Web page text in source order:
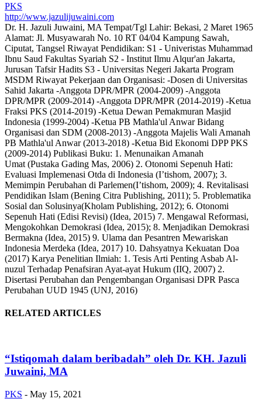
PKS
http://www.jazulijuwaini.com
Dr. H. Jazuli Juwaini, MA Tempat/Tgl Lahir: Bekasi, 2 Maret 1965
Alamat: Jl. Musyawarah No. 10 RT 04/04 Kampung Sawah,
Ciputat, Tangsel Riwayat Pendidikan: S1 - Univeristas Muhammad
Ibnu Saud Fakultas Syariah S2 - Institut Ilmu Alqur'an Jakarta,
Jurusan Tafsir Hadits S3 - Universitas Negeri Jakarta Program
MSDM Riwayat Pekerjaan dan Organisasi: -Dosen di Universitas
Sahid Jakarta -Anggota DPR/MPR (2004-2009) -Anggota
DPR/MPR (2009-2014) -Anggota DPR/MPR (2014-2019) -Ketua
Fraksi PKS (2014-2019) -Ketua Dewan Pemakmuran Masjid
Indonesia (1999-2004) -Ketua PB Mathla'ul Anwar Bidang
Organisasi dan SDM (2008-2013) -Anggota Majelis Wali Amanah
PB Mathla'ul Anwar (2013-2018) -Ketua Bid Ekonomi DPP PKS
(2009-2014) Publikasi Buku: 1. Menunaikan Amanah
Umat (Pustaka Gading Mas, 2006) 2. Otonomi Sepenuh Hati:
Evaluasi Implemenasi Otda di Indonesia (I’tishom, 2007); 3.
Memimpin Perubahan di Parlemen(I’tishom, 2009); 4. Revitalisasi
Pendidikan Islam (Bening Citra Publishing, 2011); 5. Problematika
Sosial dan Solusinya(Kholam Publishing, 2012); 6. Otonomi
Sepenuh Hati (Edisi Revisi) (Idea, 2015) 7. Mengawal Reformasi,
Mengokohkan Demokrasi (Idea, 2015); 8. Menjadikan Demokrasi
Bermakna (Idea, 2015) 9. Ulama dan Pesantren Mewariskan
Indonesia Merdeka (Idea, 2017) 10. Dahsyatnya Kekuatan Doa
(2017) Karya Penelitian Ilmiah: 1. Tesis Arti Penting Asbab Al-
nuzul Terhadap Penafsiran Ayat-ayat Hukum (IIQ, 2007) 2.
Disertasi Perubahan dan Pengembangan Organisasi DPR Pasca
Perubahan UUD 1945 (UNJ, 2016)
RELATED ARTICLES
“Istiqomah dalam beribadah” oleh Dr. KH. Jazuli
Juwaini, MA
PKS - May 15, 2021